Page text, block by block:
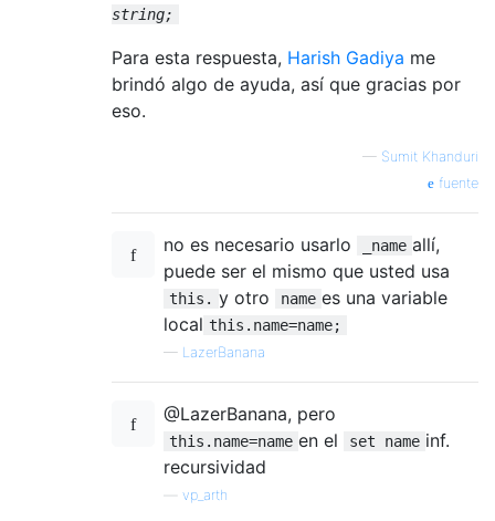
string;
Para esta respuesta, Harish Gadiya me
brindó algo de ayuda, así que gracias por
eso.
— Sumit Khanduri
fuente
no es necesario usarlo _name allí,
puede ser el mismo que usted usa
this. y otro name es una variable
local this.name=name;
— LazerBanana
@LazerBanana, pero
this.name=name en el set name inf.
recursividad
vp_arth